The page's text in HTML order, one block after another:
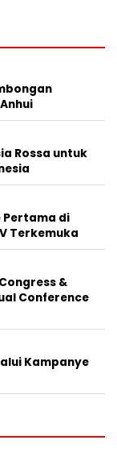
Rossa untuk
Pertama di
Terkemuka
&
Conference
Kampanye